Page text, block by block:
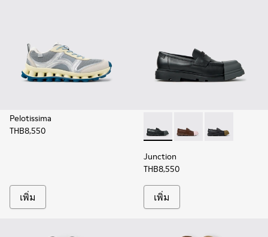
Pelotissima
THB8,550
เพิ่ม
Junction - K100956-012 -
Junction - K100956-
Junction -
Junction
THB8,550
เพิ่ม